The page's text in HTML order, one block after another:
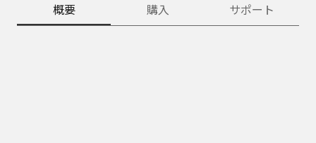
概要 購入 サポート